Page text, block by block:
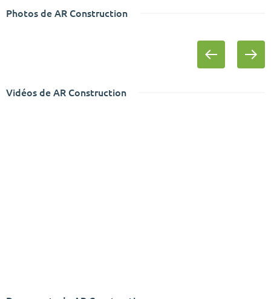
Photos de AR Construction
Vidéos de AR Construction